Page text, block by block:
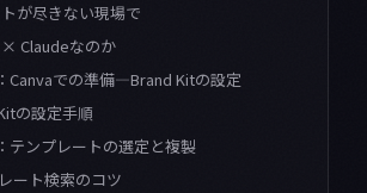
が尽きない現場で
× Claudeなのか
Canvaでの準備—Brand Kitの設定
の設定手順
テンプレートの選定と複製
ート検索のコツ